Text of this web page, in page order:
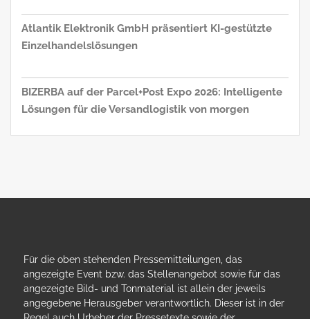
Atlantik Elektronik GmbH präsentiert KI-gestützte
Einzelhandelslösungen
BIZERBA auf der Parcel+Post Expo 2026: Intelligente
Lösungen für die Versandlogistik von morgen
Für die oben stehenden Pressemitteilungen, das
angezeigte Event bzw. das Stellenangebot sowie für das
angezeigte Bild- und Tonmaterial ist allein der jeweils
angegebene Herausgeber verantwortlich. Dieser ist in der